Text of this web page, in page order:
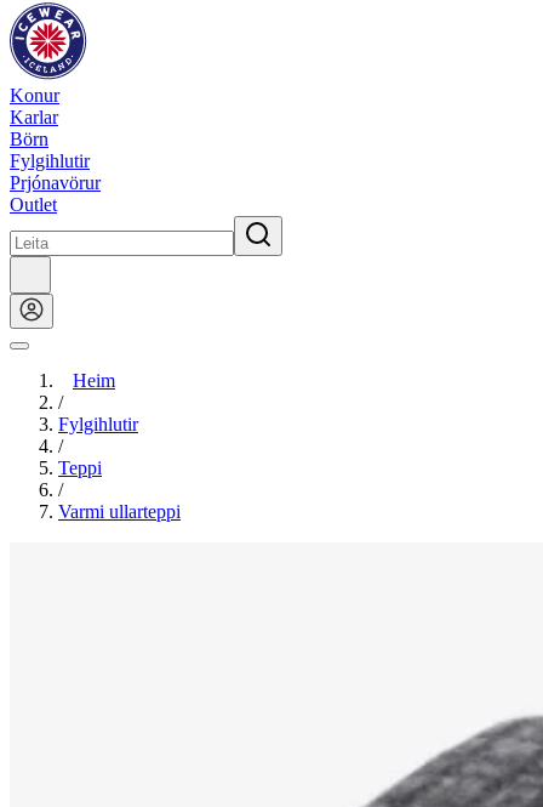
Konur
Karlar
Börn
Fylgihlutir
Prjónavörur
Outlet
Heim
/
Fylgihlutir
/
Teppi
/
Varmi ullarteppi